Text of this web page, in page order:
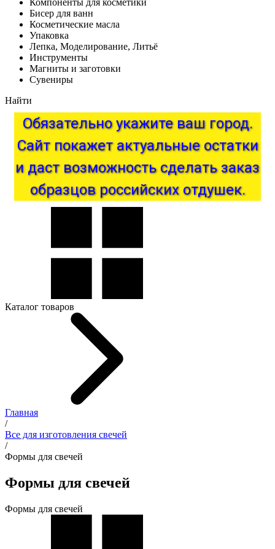
Компоненты для косметики
Бисер для ванн
Косметические масла
Упаковка
Лепка, Моделирование, Литьё
Инструменты
Магниты и заготовки
Сувениры
Найти
Обязательно укажите ваш город.
Сайт
актуальные
остатки
возможность
образцов
российских
Каталог товаров
Главная
/
Все для изготовления свечей
/
Формы для свечей
Формы для свечей
Формы для свечей